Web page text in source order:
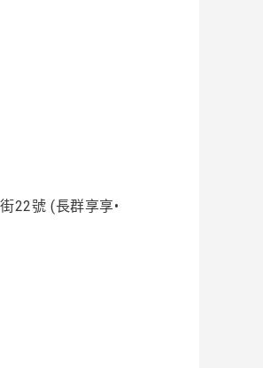
22號 (長群享享•